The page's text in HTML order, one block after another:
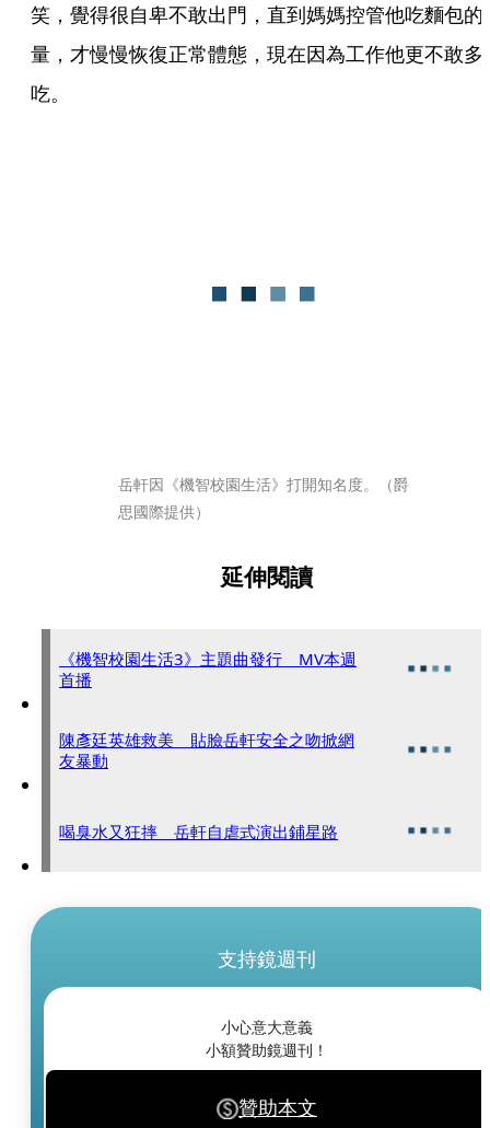
笑，覺得很自卑不敢出門，直到媽媽控管他吃麵包的
量，才慢慢恢復正常體態，現在因為工作他更不敢多
吃。
岳軒因《機智校園生活》打開知名度。（爵
思國際提供）
延伸閱讀
《機智校園生活3》主題曲發行 MV本週
首播
陳彥廷英雄救美 貼臉岳軒安全之吻掀網
友暴動
喝臭水又狂摔 岳軒自虐式演出鋪星路
支持鏡週刊
小心意大意義
小額贊助鏡週刊！
贊助本文